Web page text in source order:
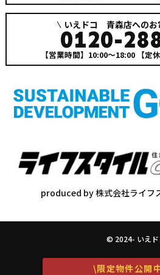
いえドコ 青森店へのお
0120-
【営業時間】10:00～18:00 【定
produced by 株式会社ライフ
© 2024- いえド
\限定物件公開